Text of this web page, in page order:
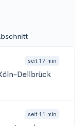
seit 17 min
Dellbrück
seit 11 min